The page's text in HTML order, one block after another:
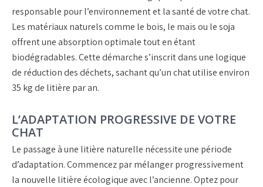
responsable pour l’environnement et la santé de votre chat.
Les matériaux naturels comme le bois, le maïs ou le soja
offrent une absorption optimale tout en étant
biodégradables. Cette démarche s’inscrit dans une logique
de réduction des déchets, sachant qu’un chat utilise environ
35 kg de litière par an.
L’ADAPTATION PROGRESSIVE DE VOTRE
CHAT
Le passage à une litière naturelle nécessite une période
d’adaptation. Commencez par mélanger progressivement
la nouvelle litière écologique avec l’ancienne. Optez pour